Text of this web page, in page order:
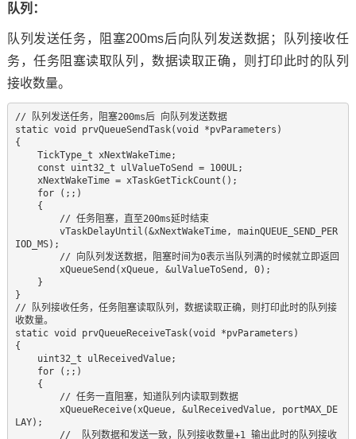
队列：
队列发送任务，阻塞200ms后向队列发送数据；队列接收任
务，任务阻塞读取队列，数据读取正确，则打印此时的队列
接收数量。
// 队列发送任务，阻塞200ms后 向队列发送数据
static void prvQueueSendTask(void *pvParameters)
{
    Tick
Type _t xNextWakeTime;
    xNextWakeTime = xTaskGetTickCount();
        vTaskDelayUntil(&xNextWakeTime, mainQUEUE_SEND_PER
IOD_MS);
        xQueueSend(xQueue, &ulValueToSend, 0);
}
// 队列接收任务，任务阻塞读取队列，数据读取正确，则打印此时的队列接
收数量。
static void prvQueueReceiveTask(void *pvParameters)
{
        xQueueReceive(xQueue, &ulReceivedValue, portMAX_DE
LAY);